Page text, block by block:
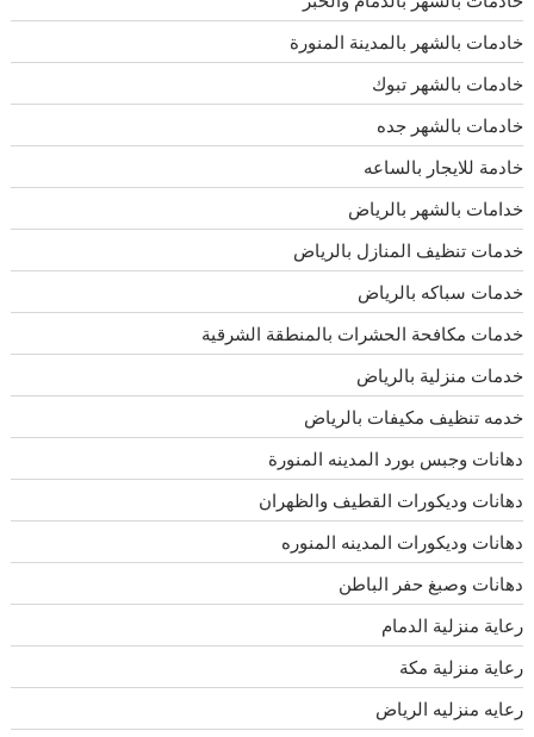
خادمات بالشهر بالمدينة المنورة
خادمات بالشهر تبوك
خادمات بالشهر جده
خادمة للايجار بالساعه
خدامات بالشهر بالرياض
خدمات تنظيف المنازل بالرياض
خدمات سباكه بالرياض
خدمات مكافحة الحشرات بالمنطقة الشرقية
خدمات منزلية بالرياض
خدمه تنظيف مكيفات بالرياض
دهانات وجبس بورد المدينه المنورة
دهانات وديكورات القطيف والظهران
دهانات وديكورات المدينه المنوره
دهانات وصبغ حفر الباطن
رعاية منزلية الدمام
رعاية منزلية مكة
رعايه منزليه الرياض